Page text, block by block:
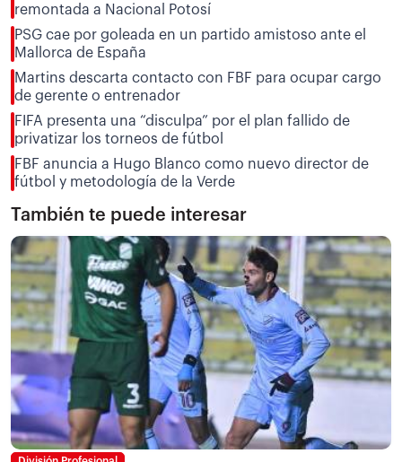
remontada a Nacional Potosí
PSG cae por goleada en un partido amistoso ante el
Mallorca de España
Martins descarta contacto con FBF para ocupar cargo
de gerente o entrenador
FIFA presenta una “disculpa” por el plan fallido de
privatizar los torneos de fútbol
FBF anuncia a Hugo Blanco como nuevo director de
fútbol y metodología de la Verde
También te puede interesar